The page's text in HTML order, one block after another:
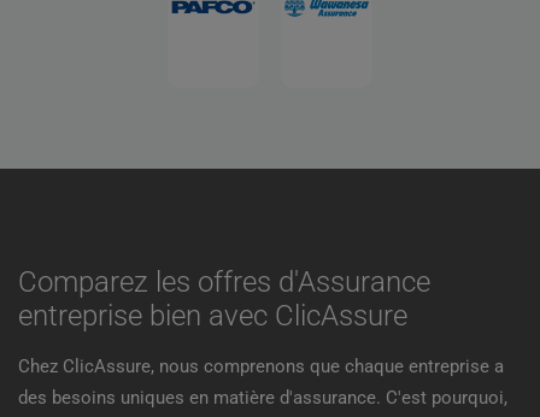
Comparez les offres d'Assurance
entreprise bien avec ClicAssure
Chez ClicAssure, nous comprenons que chaque entreprise a
des besoins uniques en matière d'assurance. C'est pourquoi,